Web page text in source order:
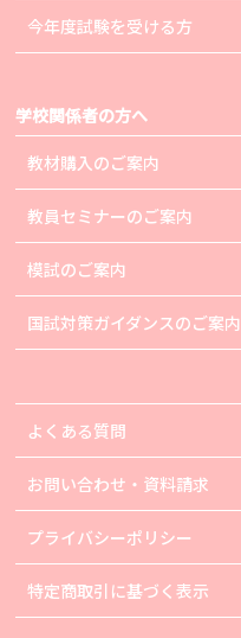
今年度試験を受ける方
学校関係者の方へ
教材購入のご案内
教員セミナーのご案内
模試のご案内
国試対策ガイダンスのご案内
よくある質問
お問い合わせ・資料請求
プライバシーポリシー
特定商取引に基づく表示